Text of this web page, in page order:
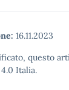
16.11.2023
questo
Italia.